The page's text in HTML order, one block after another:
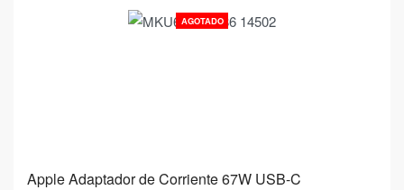
AGOTADO
Apple Adaptador de Corriente 67W USB-C